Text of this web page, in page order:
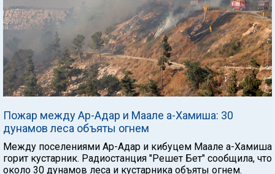
Пожар между Ар-Адар и Маале а-Хамиша: 30
дунамов леса объяты огнем
Между поселениями Ар-Адар и кибуцем Маале а-Хамиша
горит кустарник. Радиостанция "Решет Бет" сообщила, что
около 30 дунамов леса и кустарника объяты огнем.